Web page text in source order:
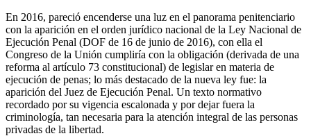
En 2016, pareció encenderse una luz en el panorama penitenciario
con la aparición en el orden jurídico nacional de la Ley Nacional de
Ejecución Penal (DOF de 16 de junio de 2016), con ella el
Congreso de la Unión cumpliría con la obligación (derivada de una
reforma al artículo 73 constitucional) de legislar en materia de
ejecución de penas; lo más destacado de la nueva ley fue: la
aparición del Juez de Ejecución Penal. Un texto normativo
recordado por su vigencia escalonada y por dejar fuera la
criminología, tan necesaria para la atención integral de las personas
privadas de la libertad.